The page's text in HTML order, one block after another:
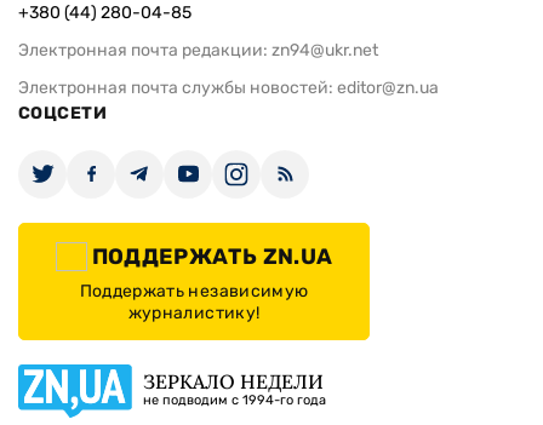
+380 (44) 280-04-85
Электронная почта редакции: zn94@ukr.net
Электронная почта службы новостей: editor@zn.ua
СОЦСЕТИ
ПОДДЕРЖАТЬ ZN.UA
Поддержать независимую
журналистику!
ЗЕРКАЛО НЕДЕЛИ
не подводим с 1994-го года